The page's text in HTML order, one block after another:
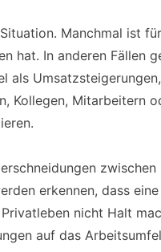
Manchmal ist
hat. In anderen Fällen
als
Kollegen, Mitarbeitern
erkennen, dass
nicht Halt
auf das